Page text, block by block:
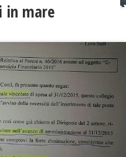
in mare